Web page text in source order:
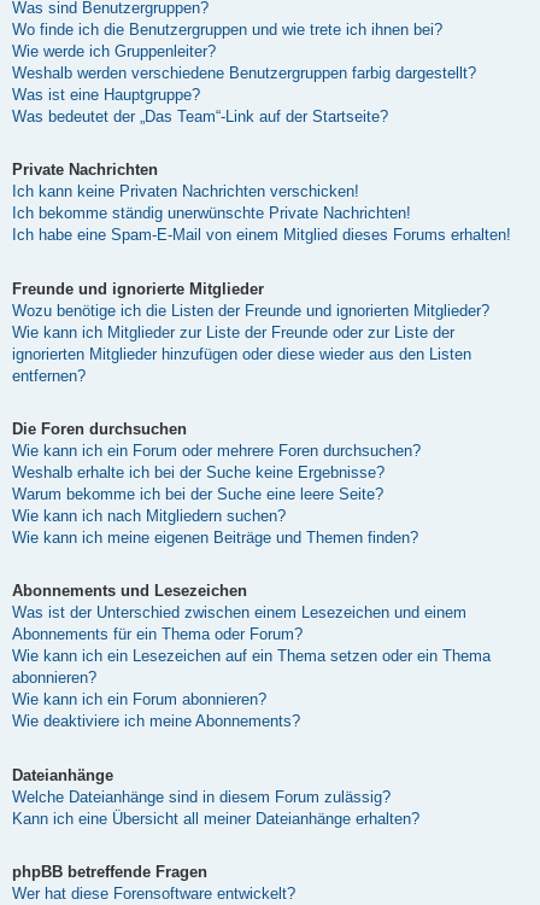
Was sind Benutzergruppen?
Wo finde ich die Benutzergruppen und wie trete ich ihnen bei?
Wie werde ich Gruppenleiter?
Weshalb werden verschiedene Benutzergruppen farbig dargestellt?
Was ist eine Hauptgruppe?
Was bedeutet der „Das Team“-Link auf der Startseite?
Private Nachrichten
Ich kann keine Privaten Nachrichten verschicken!
Ich bekomme ständig unerwünschte Private Nachrichten!
Ich habe eine Spam-E-Mail von einem Mitglied dieses Forums erhalten!
Freunde und ignorierte Mitglieder
Wozu benötige ich die Listen der Freunde und ignorierten Mitglieder?
Wie kann ich Mitglieder zur Liste der Freunde oder zur Liste der
ignorierten Mitglieder hinzufügen oder diese wieder aus den Listen
entfernen?
Die Foren durchsuchen
Wie kann ich ein Forum oder mehrere Foren durchsuchen?
Weshalb erhalte ich bei der Suche keine Ergebnisse?
Warum bekomme ich bei der Suche eine leere Seite?
Wie kann ich nach Mitgliedern suchen?
Wie kann ich meine eigenen Beiträge und Themen finden?
Abonnements und Lesezeichen
Was ist der Unterschied zwischen einem Lesezeichen und einem
Abonnements für ein Thema oder Forum?
Wie kann ich ein Lesezeichen auf ein Thema setzen oder ein Thema
abonnieren?
Wie kann ich ein Forum abonnieren?
Wie deaktiviere ich meine Abonnements?
Dateianhänge
Welche Dateianhänge sind in diesem Forum zulässig?
Kann ich eine Übersicht all meiner Dateianhänge erhalten?
phpBB betreffende Fragen
Wer hat diese Forensoftware entwickelt?